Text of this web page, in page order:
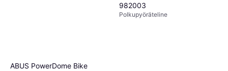
ABUS PowerDome Bike
982003
Polkupyöräteline